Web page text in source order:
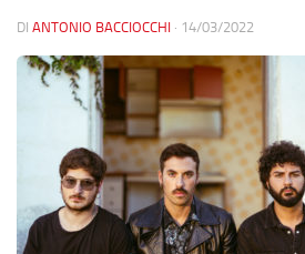
DI ANTONIO BACCIOCCHI · 14/03/2022